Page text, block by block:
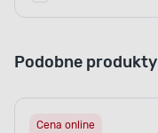
Podobne produkty
Cena online